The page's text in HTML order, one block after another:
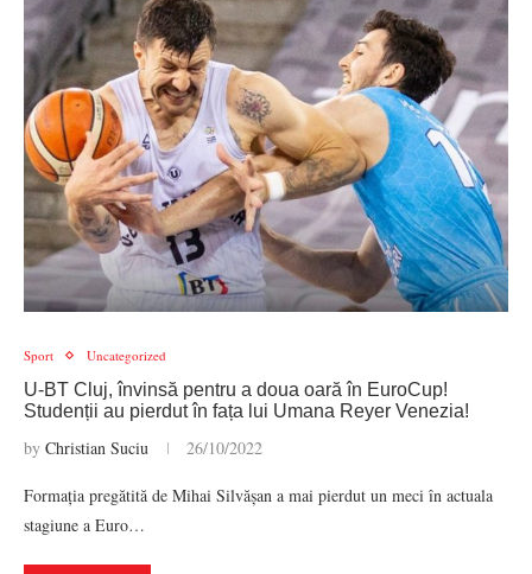
Sport Uncategorized
U-BT Cluj, învinsă pentru a doua oară în EuroCup!
Studenții au pierdut în fața lui Umana Reyer Venezia!
by Christian Suciu 26/10/2022
Formația pregătită de Mihai Silvășan a mai pierdut un meci în actuala
stagiune a Euro…